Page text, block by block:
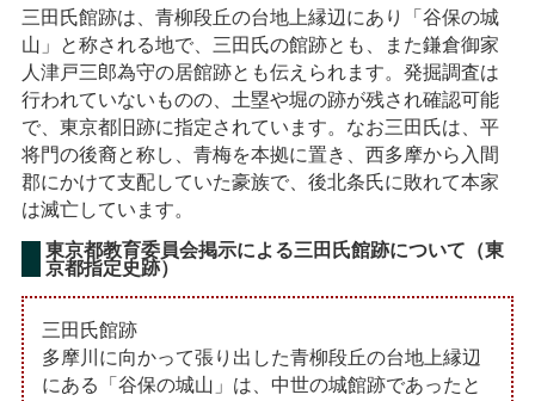
三田氏館跡は、青柳段丘の台地上縁辺にあり「谷保の城
山」と称される地で、三田氏の館跡とも、また鎌倉御家
人津戸三郎為守の居館跡とも伝えられます。発掘調査は
行われていないものの、土塁や堀の跡が残され確認可能
で、東京都旧跡に指定されています。なお三田氏は、平
将門の後裔と称し、青梅を本拠に置き、西多摩から入間
郡にかけて支配していた豪族で、後北条氏に敗れて本家
は滅亡しています。
東京都教育委員会掲示による三田氏館跡について（東
京都指定史跡）
三田氏館跡
多摩川に向かって張り出した青柳段丘の台地上縁辺
にある「谷保の城山」は、中世の城館跡であったと